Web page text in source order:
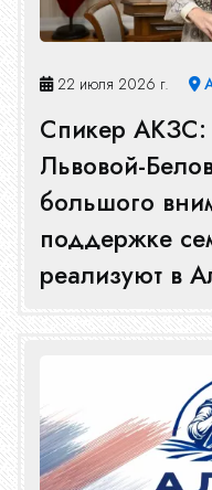
22 июля 2026 г.
Спикер
Львовой-
большого
поддержке
реализуют в